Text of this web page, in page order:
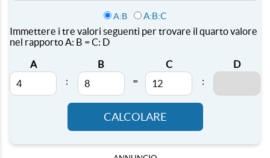
A:B A:B:C
Immettere i tre valori seguenti per trovare il quarto valore
nel rapporto A: B = C: D
A
:
B
=
C
:
D
CALCOLARE